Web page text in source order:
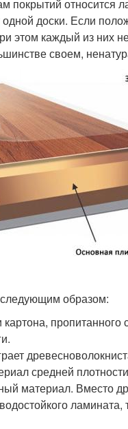
относится
доски. Если
этом каждый из них
своем,
следующим образом:
пропитанного
средней
материал. Вместо